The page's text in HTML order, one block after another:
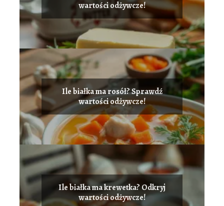
wartości odżywcze!
Ile białka ma rosół? Sprawdź
wartości odżywcze!
Ile białka ma krewetka? Odkryj
wartości odżywcze!